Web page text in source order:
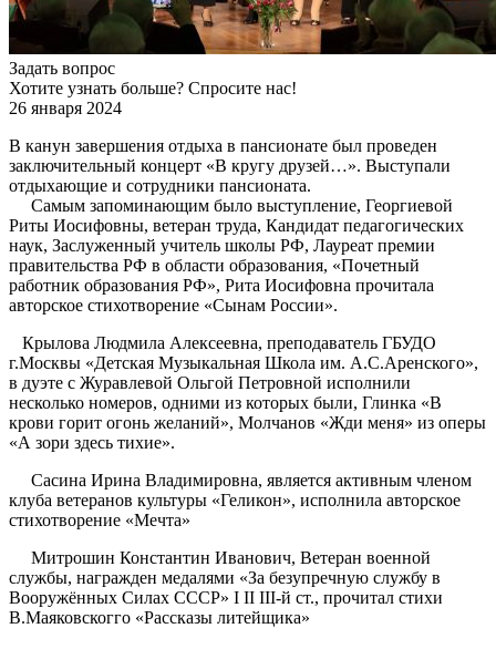
Задать вопрос
Хотите узнать больше? Спросите нас!
26 января 2024
В канун завершения отдыха в пансионате был проведен
заключительный концерт «В кругу друзей…». Выступали
отдыхающие и сотрудники пансионата.
Самым запоминающим было выступление, Георгиевой
Риты Иосифовны, ветеран труда, Кандидат педагогических
наук, Заслуженный учитель школы РФ, Лауреат премии
правительства РФ в области образования, «Почетный
работник образования РФ», Рита Иосифовна прочитала
авторское стихотворение «Сынам России».
Крылова Людмила Алексеевна, преподаватель ГБУДО
г.Москвы «Детская Музыкальная Школа им. А.С.Аренского»,
в дуэте с Журавлевой Ольгой Петровной исполнили
несколько номеров, одними из которых были, Глинка «В
крови горит огонь желаний», Молчанов «Жди меня» из оперы
«А зори здесь тихие».
Сасина Ирина Владимировна, является активным членом
клуба ветеранов культуры «Геликон», исполнила авторское
стихотворение «Мечта»
Митрошин Константин Иванович, Ветеран военной
службы, награжден медалями «За безупречную службу в
Вооружённых Силах СССР» I II III-й ст., прочитал стихи
В.Маяковскогго «Рассказы литейщика»